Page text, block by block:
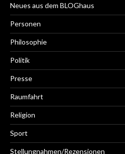
Neues aus dem BLOGhaus
Personen
Philosophie
Politik
Presse
Raumfahrt
Religion
Sport
Stellungnahmen/Rezensionen